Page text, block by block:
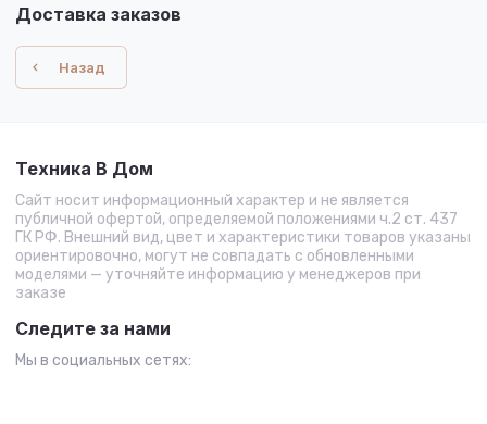
Доставка заказов
Назад
Техника В Дом
Сайт носит информационный характер и не является
публичной офертой, определяемой положениями ч.2 ст. 437
ГК РФ. Внешний вид, цвет и характеристики товаров указаны
ориентировочно, могут не совпадать с обновленными
моделями — уточняйте информацию у менеджеров при
заказе
Следите за нами
Мы в социальных сетях: